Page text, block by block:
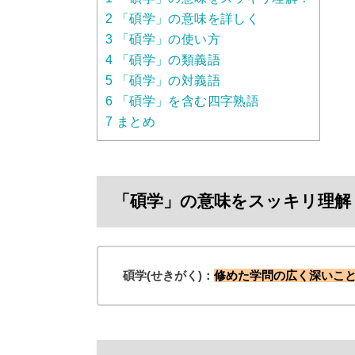
2 「碩学」の意味を詳しく
3 「碩学」の使い方
4 「碩学」の類義語
5 「碩学」の対義語
6 「碩学」を含む四字熟語
7 まとめ
「碩学」の意味をスッキリ理解
碩学(せきがく)： 修めた学問の広く深いこ